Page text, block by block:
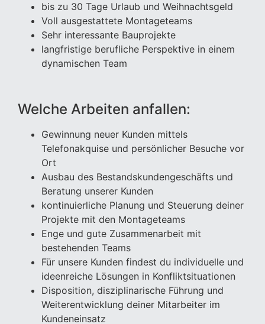
bis zu 30 Tage Urlaub und Weihnachtsgeld
Voll ausgestattete Montageteams
Sehr interessante Bauprojekte
langfristige berufliche Perspektive in einem
dynamischen Team
Welche Arbeiten anfallen:
Gewinnung neuer Kunden mittels
Telefonakquise und persönlicher Besuche vor
Ort
Ausbau des Bestandskundengeschäfts und
Beratung unserer Kunden
kontinuierliche Planung und Steuerung deiner
Projekte mit den Montageteams
Enge und gute Zusammenarbeit mit
bestehenden Teams
Für unsere Kunden findest du individuelle und
ideenreiche Lösungen in Konfliktsituationen
Disposition, disziplinarische Führung und
Weiterentwicklung deiner Mitarbeiter im
Kundeneinsatz